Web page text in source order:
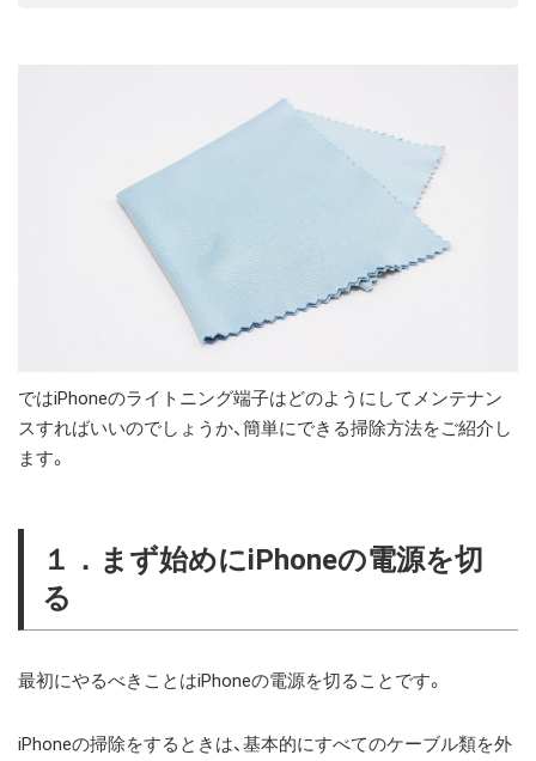
ではiPhoneのライトニング端子はどのようにしてメンテナン
スすればいいのでしょうか、簡単にできる掃除方法をご紹介し
ます。
１．まず始めにiPhoneの電源を切
る
最初にやるべきことはiPhoneの電源を切ることです。
iPhoneの掃除をするときは、基本的にすべてのケーブル類を外